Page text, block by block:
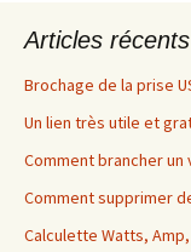
Articles récents
Brochage de la prise
Un lien très utile et
Comment brancher
Comment supprimer
Calculette Watts,